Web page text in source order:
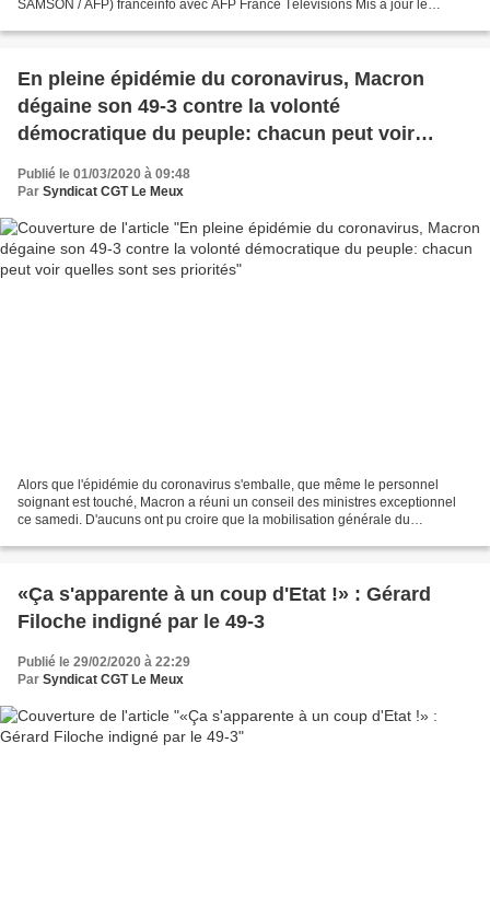
SAMSON / AFP) franceinfo avec AFP France Télévisions Mis à jour le
En pleine épidémie du coronavirus, Macron
dégaine son 49-3 contre la volonté
démocratique du peuple: chacun peut voir
quelles sont ses priorités
Publié le 01/03/2020 à 09:48
Par Syndicat CGT Le Meux
Alors que l'épidémie du coronavirus s'emballe, que même le personnel
soignant est touché, Macron a réuni un conseil des ministres exceptionnel
ce samedi. D'aucuns ont pu croire que la mobilisation générale du
«Ça s'apparente à un coup d'Etat !» : Gérard
Filoche indigné par le 49-3
Publié le 29/02/2020 à 22:29
Par Syndicat CGT Le Meux